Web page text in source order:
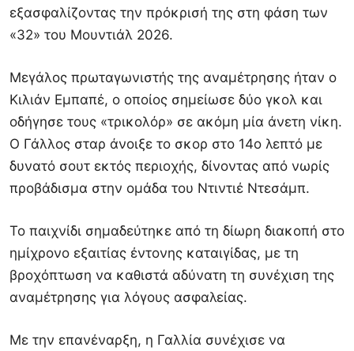
εξασφαλίζοντας την πρόκρισή της στη φάση των
«32» του Μουντιάλ 2026.
Μεγάλος πρωταγωνιστής της αναμέτρησης ήταν ο
Κιλιάν Εμπαπέ, ο οποίος σημείωσε δύο γκολ και
οδήγησε τους «τρικολόρ» σε ακόμη μία άνετη νίκη.
Ο Γάλλος σταρ άνοιξε το σκορ στο 14ο λεπτό με
δυνατό σουτ εκτός περιοχής, δίνοντας από νωρίς
προβάδισμα στην ομάδα του Ντιντιέ Ντεσάμπ.
Το παιχνίδι σημαδεύτηκε από τη δίωρη διακοπή στο
ημίχρονο εξαιτίας έντονης καταιγίδας, με τη
βροχόπτωση να καθιστά αδύνατη τη συνέχιση της
αναμέτρησης για λόγους ασφαλείας.
Με την επανέναρξη, η Γαλλία συνέχισε να